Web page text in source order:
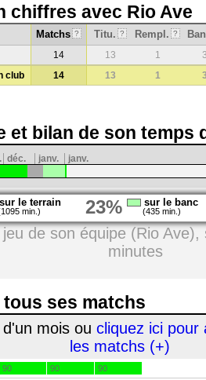
chiffres avec Rio Ave
Matchs ? Titu. ? Rempl. ?
14 13 1
club
14 13 1
et bilan de son temps
déc. janv. janv.
sur le terrain
min.) 23% sur le banc
(435 min.)
de son équipe (Rio
minutes
tous ses matchs
mois ou cliquez ici pour
les matchs (+)
90 90 90